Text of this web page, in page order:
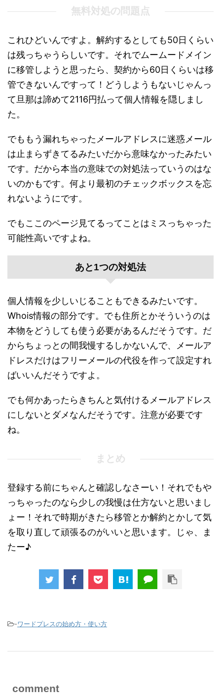
無料対処の問題点
これひどいんですよ。解約するとしても50日くらい
は残っちゃうらしいです。それでムームードメイン
に移管しようと思ったら、契約から60日くらいは移
管できないんですって！どうしようもないじゃんっ
て旦那は諦めて2116円払って個人情報を隠しまし
た。
でももう漏れちゃったメールアドレスに迷惑メール
は止まらずきてるみたいだから意味なかったみたい
です。だから本当の意味での対処法っていうのはな
いのかもです。何より最初のチェックボックスを忘
れないようにです。
でもここのページ見てるってことはミスっちゃった
可能性高いですよね。
あと1つの対処法
個人情報を少しいじることもできるみたいです。
Whois情報の部分です。でも住所とかそういうのは
本物をどうしても使う必要があるんだそうです。だ
からちょっとの間我慢するしかないんで、メールア
ドレスだけはフリーメールの代役を作って設定すれ
ばいいんだそうですよ。
でも何かあったらきちんと気付けるメールアドレス
にしないとダメなんだそうです。注意が必要です
ね。
まとめ
登録する前にちゃんと確認しなさーい！それでもや
っちゃったのなら少しの我慢は仕方ないと思いまし
ょー！それで時期がきたら移管とか解約とかして気
を取り直して頑張るのがいいと思います。じゃ、ま
たー♪
-ワードプレスの始め方・使い方
comment